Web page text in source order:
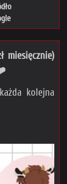
miesięcznie)
kolejna